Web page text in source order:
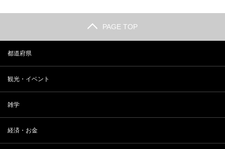
PAGE TOP
都道府県
観光・イベント
雑学
経済・お金